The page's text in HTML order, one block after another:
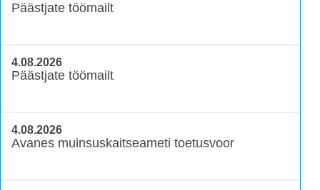
Päästjate töömailt
4.08.2026
Päästjate töömailt
4.08.2026
Avanes muinsuskaitseameti toetusvoor